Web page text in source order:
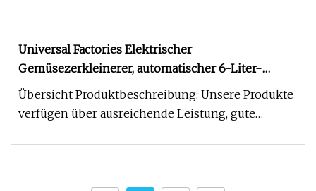
Universal Factories Elektrischer
Gemüsezerkleinerer, automatischer 6-Liter-
Prozessor, kommerzieller Good Cook-Fleischwolf
Übersicht Produktbeschreibung: Unsere Produkte
verfügen über ausreichende Leistung, gute